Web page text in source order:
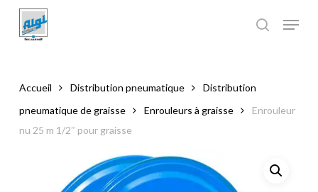
main
Accueil Distribution pneumatique
Distribution
pneumatique de graisse
Enrouleurs à graisse
Enrouleur
nu 25 m 1/2″ pour graisse